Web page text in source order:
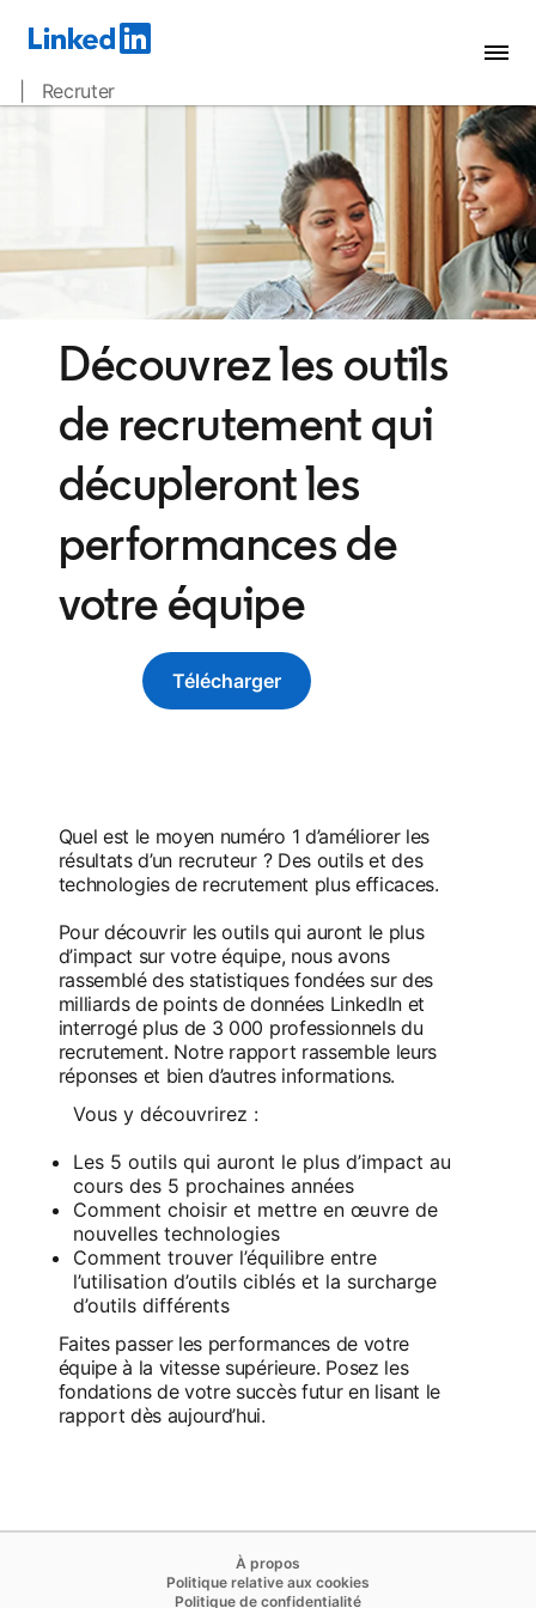
| Recruter
Découvrez les outils
de recrutement qui
décupleront les
performances de
votre équipe
Télécharger
Quel est le moyen numéro 1 d’améliorer les
résultats d’un recruteur ? Des outils et des
technologies de recrutement plus efficaces.
Pour découvrir les outils qui auront le plus
d’impact sur votre équipe, nous avons
rassemblé des statistiques fondées sur des
milliards de points de données LinkedIn et
interrogé plus de 3 000 professionnels du
recrutement. Notre rapport rassemble leurs
réponses et bien d’autres informations.
Vous y découvrirez :
Les 5 outils qui auront le plus d’impact au
cours des 5 prochaines années
Comment choisir et mettre en œuvre de
nouvelles technologies
Comment trouver l’équilibre entre
l’utilisation d’outils ciblés et la surcharge
d’outils différents
Faites passer les performances de votre
équipe à la vitesse supérieure. Posez les
fondations de votre succès futur en lisant le
rapport dès aujourd’hui.
À propos
Politique relative aux cookies
Politique de confidentialité